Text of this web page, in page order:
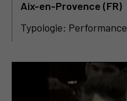
Aix-en-Provence (FR)
Typologie: Performance